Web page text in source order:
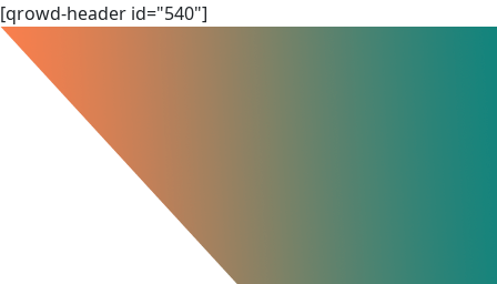
Skip
to
content
[qrowd-header id="540"]